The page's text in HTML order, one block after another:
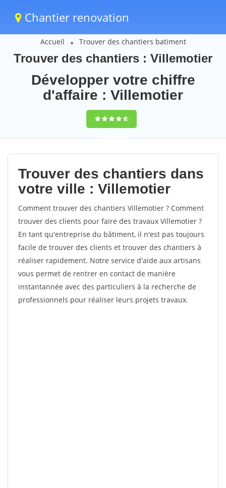
Chantier renovation
Accueil Trouver des chantiers batiment
Trouver des chantiers : Villemotier
Développer votre chiffre
d'affaire : Villemotier
9,5(100%)64
votes
Trouver des chantiers dans
votre ville : Villemotier
Comment trouver des chantiers Villemotier ? Comment
trouver des clients pour faire des travaux Villemotier ?
En tant qu'entreprise du bâtiment, il n'est pas toujours
facile de trouver des clients et trouver des chantiers à
réaliser rapidement. Notre service d'aide aux artisans
vous permet de rentrer en contact de manière
instantannée avec des particuliers à la recherche de
professionnels pour réaliser leurs projets travaux.